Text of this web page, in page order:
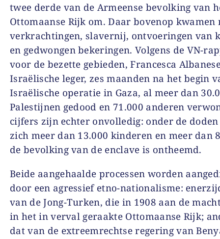
twee derde van de Armeense bevolking van
Ottomaanse Rijk om. Daar bovenop kwamen
verkrachtingen, slavernij, ontvoeringen van
en gedwongen bekeringen. Volgens de VN-
voor de bezette gebieden, Francesca
Israëlische leger, zes maanden na het begin
Israëlische operatie in Gaza, al meer dan
Palestijnen gedood en 71.000 anderen
cijfers zijn echter onvolledig: onder de
zich meer dan 13.000 kinderen en meer dan
de bevolking van de enclave is ontheemd.
Beide aangehaalde processen worden
door een agressief etno-nationalisme:
van de Jong-Turken, die in 1908 aan de
in het in verval geraakte Ottomaanse Rijk;
dat van de extreemrechtse regering van